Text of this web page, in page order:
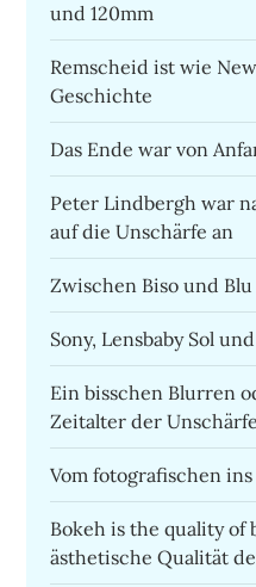
und 120mm
Remscheid ist wie
Geschichte
Das Ende war von
Peter Lindbergh war
auf die Unschärfe an
Zwischen Biso und Blu
Sony, Lensbaby Sol
Ein bisschen Blurren
Zeitalter der Unschärfe
Vom fotografischen
Bokeh is the quality of
ästhetische Qualität